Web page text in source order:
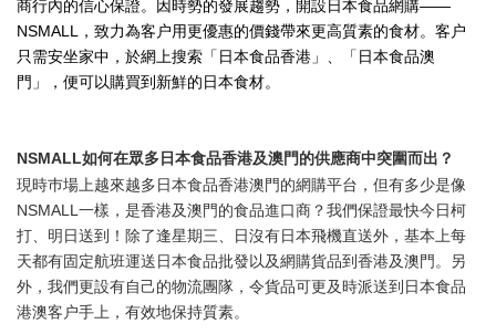
商行內的信心保證。因時勢的發展趨勢，開設日本食品網購——
NSMALL，致力為客户用更優惠的價錢帶來更高質素的食材。客户
只需安坐家中，於網上搜索「日本食品香港」、「日本食品澳
門」，便可以購買到新鮮的日本食材。
NSMALL如何在眾多日本食品香港及澳門的供應商中突圍而出？
現時巿場上越來越多日本食品香港澳門的網購平台，但有多少是像
NSMALL一樣，是香港及澳門的食品進口商？我們保證最快今日柯
打、明日送到！除了逢星期三、日沒有日本飛機直送外，基本上每
天都有固定航班運送日本食品批發以及網購貨品到香港及澳門。另
外，我們更設有自己的物流團隊，令貨品可更及時派送到日本食品
港澳客户手上，有效地保持質素。